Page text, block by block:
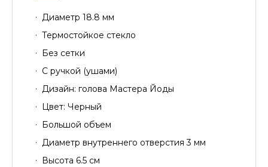
Диаметр 18.8 мм
Термостойкое стекло
Без сетки
С ручкой (ушами)
Дизайн: голова Мастера Йоды
Цвет: Черный
Большой объем
Диаметр внутреннего отверстия 3 мм
Высота 6.5 см